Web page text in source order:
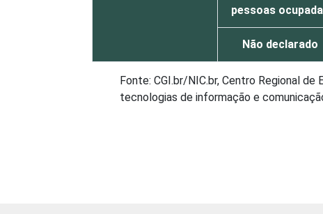
pessoas
Não declarado
Fonte: CGI.br/NIC.br, Centro Regional
tecnologias de informação e